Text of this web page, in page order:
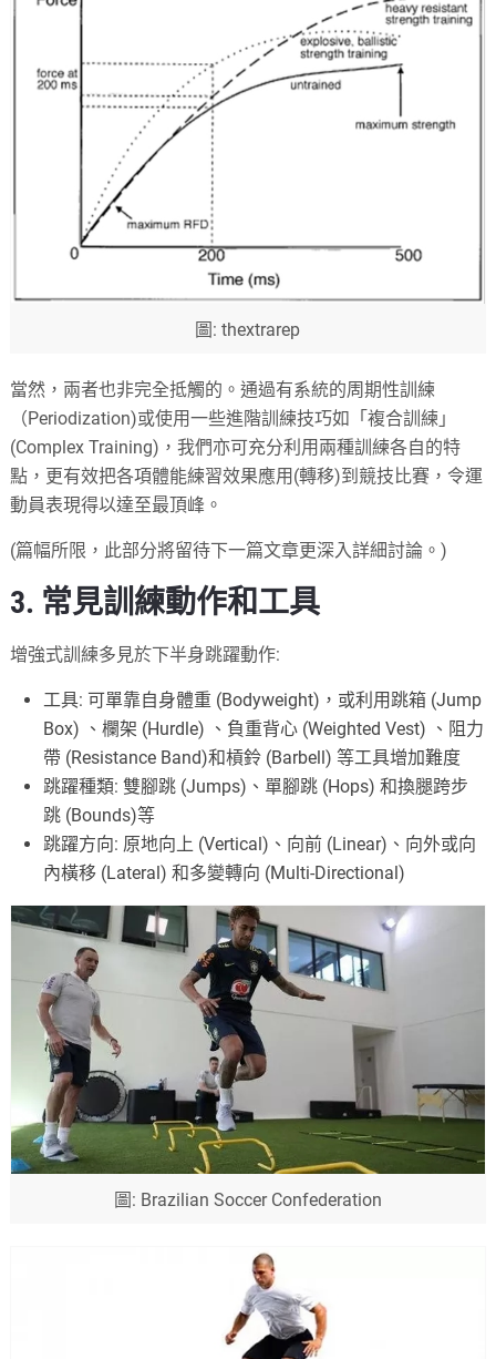
圖: thextrarep
當然，兩者也非完全抵觸的。通過有系統的周期性訓練
（Periodization)或使用一些進階訓練技巧如「複合訓練」
(Complex Training)，我們亦可充分利用兩種訓練各自的特
點，更有效把各項體能練習效果應用(轉移)到競技比賽，令運
動員表現得以達至最頂峰。
(篇幅所限，此部分將留待下一篇文章更深入詳細討論。)
3. 常見訓練動作和工具
增強式訓練多見於下半身跳躍動作:
工具: 可單靠自身體重 (Bodyweight)，或利用跳箱 (Jump
Box) 、欄架 (Hurdle) 、負重背心 (Weighted Vest) 、阻力
帶 (Resistance Band)和槓鈴 (Barbell) 等工具增加難度
跳躍種類: 雙腳跳 (Jumps)、單腳跳 (Hops) 和換腿跨步
跳 (Bounds)等
跳躍方向: 原地向上 (Vertical)、向前 (Linear)、向外或向
內橫移 (Lateral) 和多變轉向 (Multi-Directional)
圖: Brazilian Soccer Confederation